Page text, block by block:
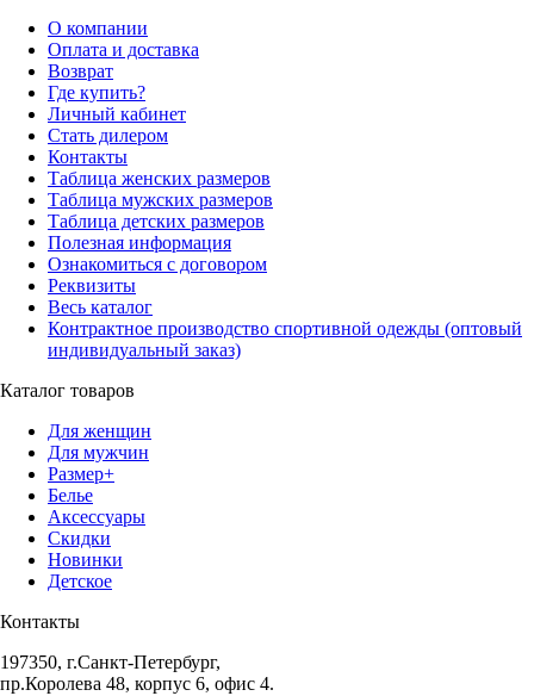
О компании
Оплата и доставка
Возврат
Где купить?
Личный кабинет
Стать дилером
Контакты
Таблица женских размеров
Таблица мужских размеров
Таблица детских размеров
Полезная информация
Ознакомиться с договором
Реквизиты
Весь каталог
Контрактное производство спортивной одежды (оптовый
индивидуальный заказ)
Каталог товаров
Для женщин
Для мужчин
Размер+
Белье
Аксессуары
Скидки
Новинки
Детское
Контакты
197350, г.Санкт-Петербург,
пр.Королева 48, корпус 6, офис 4.